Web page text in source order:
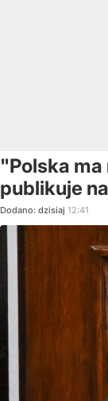
"Polska
publikuje
Dodano: dzisiaj 12:41